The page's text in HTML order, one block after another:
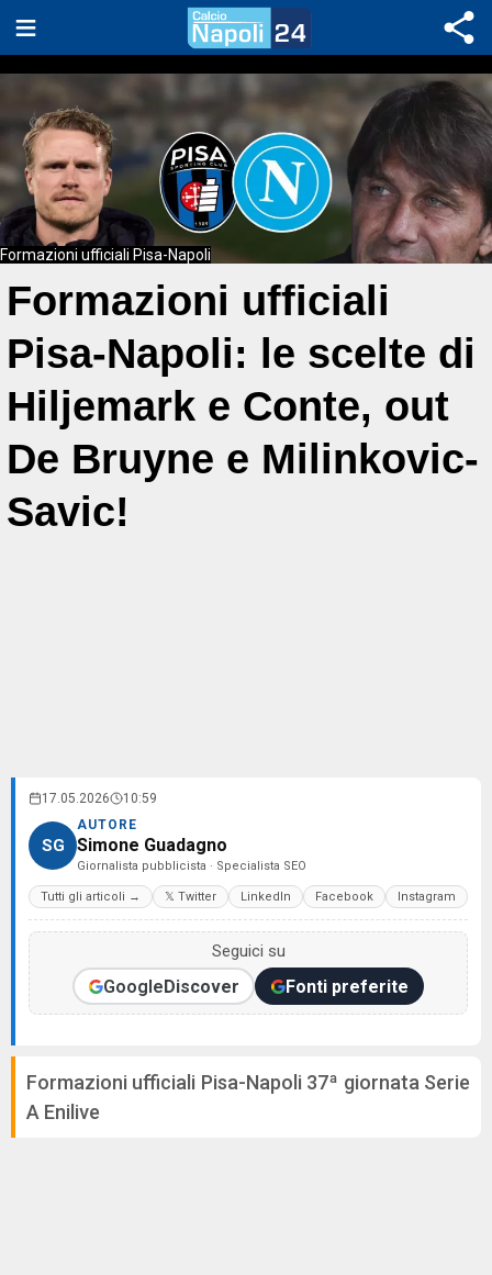
Formazioni ufficiali Pisa-Napoli
Formazioni ufficiali
Pisa-Napoli: le scelte di
Hiljemark e Conte, out
De Bruyne e Milinkovic-
Savic!
17.05.2026 10:59
SG
AUTORE
Simone Guadagno
Giornalista pubblicista · Specialista SEO
Tutti gli articoli → 𝕏 Twitter LinkedIn Facebook Instagram
Seguici su
GoogleDiscover Fonti preferite
Formazioni ufficiali Pisa-Napoli 37ª giornata Serie
A Enilive